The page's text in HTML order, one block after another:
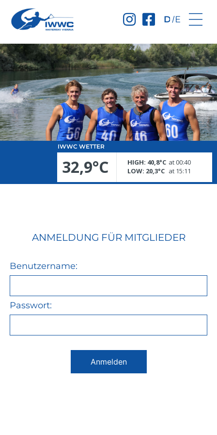
Deutsch
English
IWWC WETTER
ANMELDUNG FÜR MITGLIEDER
Benutzername:
Passwort:
Anmelden